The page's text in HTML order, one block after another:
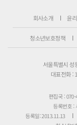
회사소개 윤
청소년보호정책
서울특별시
대표전화 :
편집국 :
등록번호 :
등록일: 2013.11.13